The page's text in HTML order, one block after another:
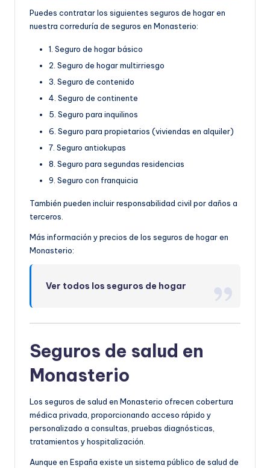
Puedes contratar los siguientes seguros de hogar en
nuestra correduría de seguros en Monasterio:
1. Seguro de hogar básico
2. Seguro de hogar multirriesgo
3. Seguro de contenido
4. Seguro de continente
5. Seguro para inquilinos
6. Seguro para propietarios (viviendas en alquiler)
7. Seguro antiokupas
8. Seguro para segundas residencias
9. Seguro con franquicia
También pueden incluir responsabilidad civil por daños a
terceros.
Más información y precios de los seguros de hogar en
Monasterio:
Ver todos los seguros de hogar
Seguros de salud en
Monasterio
Los seguros de salud en Monasterio ofrecen cobertura
médica privada, proporcionando acceso rápido y
personalizado a consultas, pruebas diagnósticas,
tratamientos y hospitalización.
Aunque en España existe un sistema público de salud de